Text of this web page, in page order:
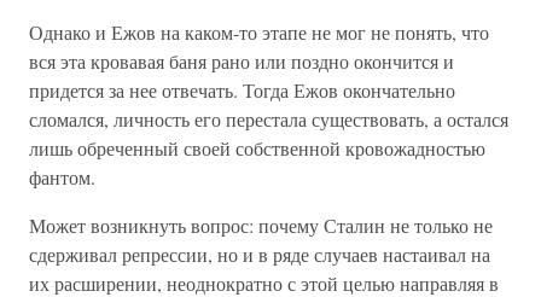
Однако и Ежов на каком-то этапе не мог не понять, что
вся эта кровавая баня рано или поздно окончится и
придется за нее отвечать. Тогда Ежов окончательно
сломался, личность его перестала существовать, а остался
лишь обреченный своей собственной кровожадностью
фантом.
Может возникнуть вопрос: почему Сталин не только не
сдерживал репрессии, но и в ряде случаев настаивал на
их расширении, неоднократно с этой целью направляя в